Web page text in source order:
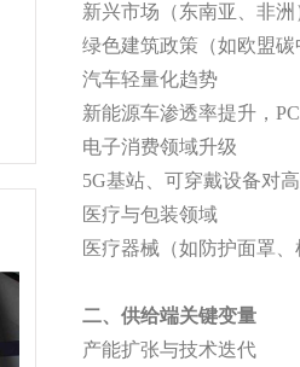
新兴市场（东南亚、非
绿色建筑政策（如欧盟
汽车轻量化趋势
新能源车渗透率提升，
电子消费领域升级
5G基站、可穿戴设备对
医疗与包装领域
医疗器械（如防护面罩
二、供给端关键变量
产能扩张与技术迭代